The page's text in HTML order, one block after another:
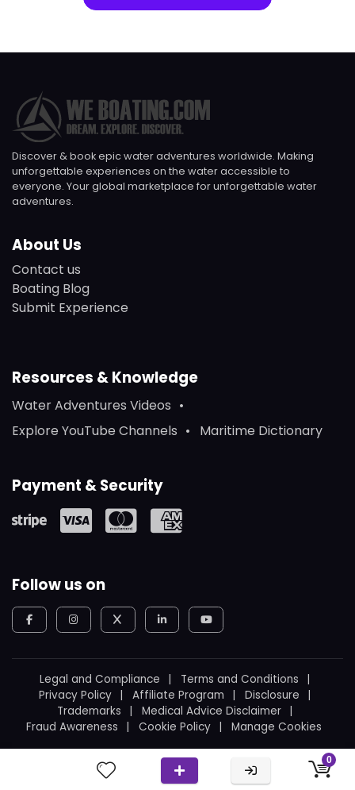
0
Discover & book epic water adventures worldwide. Making
unforgettable experiences on the water accessible to
everyone. Your global marketplace for unforgettable water
adventures.
About Us
Contact us
Boating Blog
Submit Experience
Resources & Knowledge
Water Adventures Videos
Explore YouTube Channels
Maritime Dictionary
Payment & Security
Follow us on
Legal and Compliance
Terms and Conditions
Privacy Policy
Affiliate Program
Disclosure
Trademarks
Medical Advice Disclaimer
Fraud Awareness
Cookie Policy
Manage Cookies
WeBoating.All rights reserved.
Proudly built in Canada
by Ukrainian Canadian .